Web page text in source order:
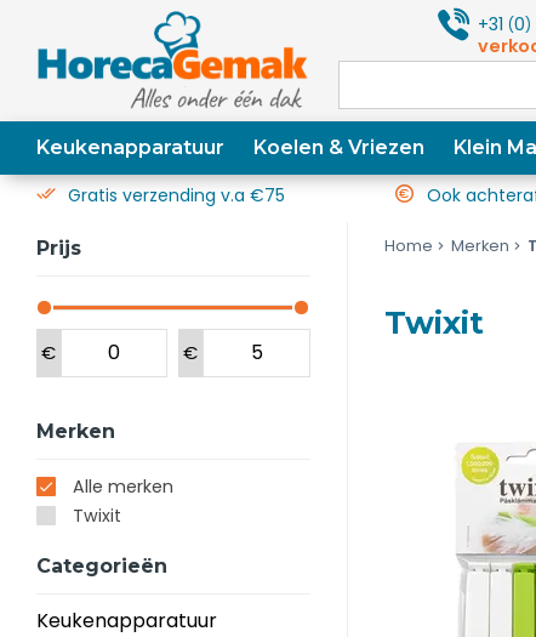
+31(0)
Keukenapparatuur Koelen & Vriezen Klein
Gratis verzending v.a €75 Ook
Prijs
€ €
Merken
Alle merken
Twixit
Categorieën
Keukenapparatuur
Home Merken
Twixit